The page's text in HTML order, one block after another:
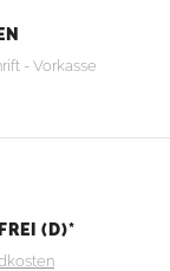
- Vorkasse
(D)*